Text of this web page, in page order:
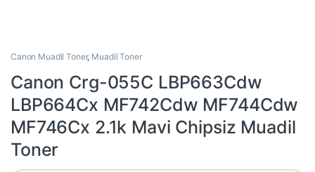
Canon Muadil Toner, Muadil Toner
Canon Crg-055C LBP663Cdw
LBP664Cx MF742Cdw MF744Cdw
MF746Cx 2.1k Mavi Chipsiz Muadil
Toner